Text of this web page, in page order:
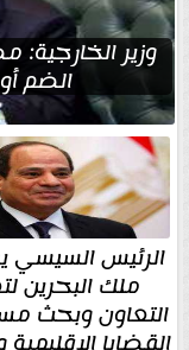
وزير
الضم
الرئيس السيسي
ملك البحرين
التعاون وبحث